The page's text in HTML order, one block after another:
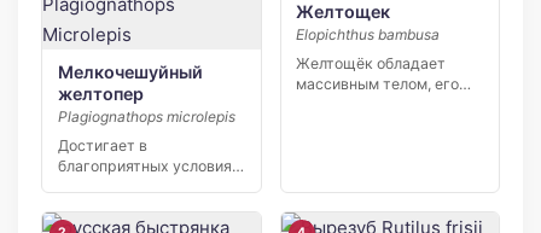
Мелкочешуйный
желтопер
Plagiognathops microlepis
Достигает в
благоприятных условиях
Продолжительность […]
Желтощек
Elopichthus bambusa
Желтощёк обладает
массивным телом, его